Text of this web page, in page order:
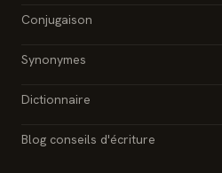
Conjugaison
Synonymes
Dictionnaire
Blog conseils d'écriture